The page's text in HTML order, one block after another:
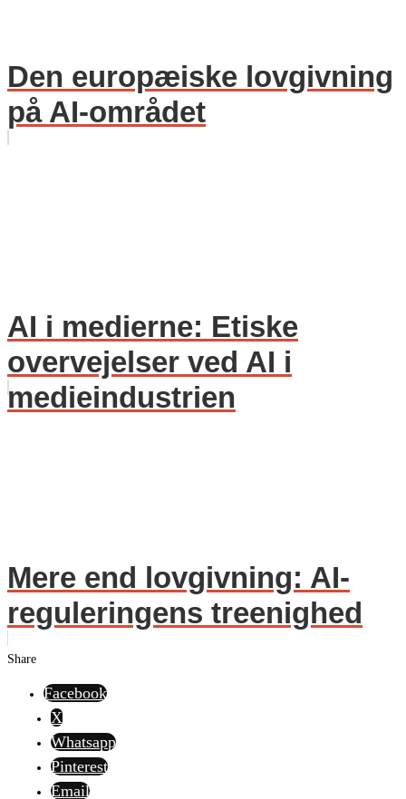
Den europæiske lovgivning
på AI-området
AI i medierne: Etiske
overvejelser ved AI i
medieindustrien
Mere end lovgivning: AI-
reguleringens treenighed
Share
Facebook
X
Whatsapp
Pinterest
Email